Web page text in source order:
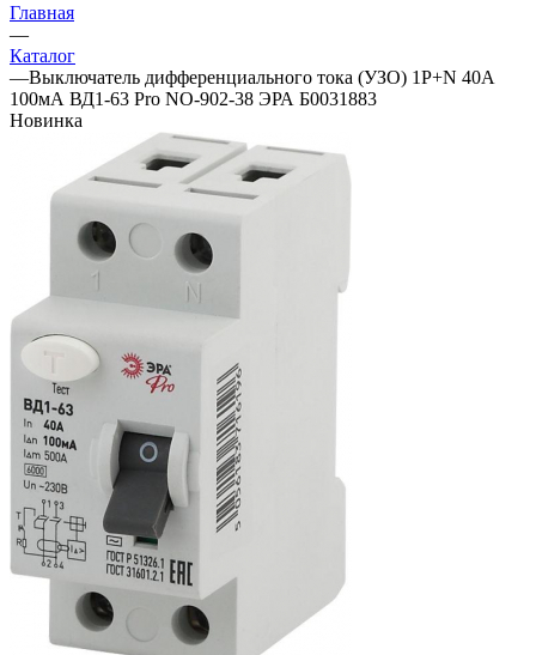
Главная
—
Каталог
—Выключатель дифференциального тока (УЗО) 1P+N 40А
100мА ВД1-63 Pro NO-902-38 ЭРА Б0031883
Новинка